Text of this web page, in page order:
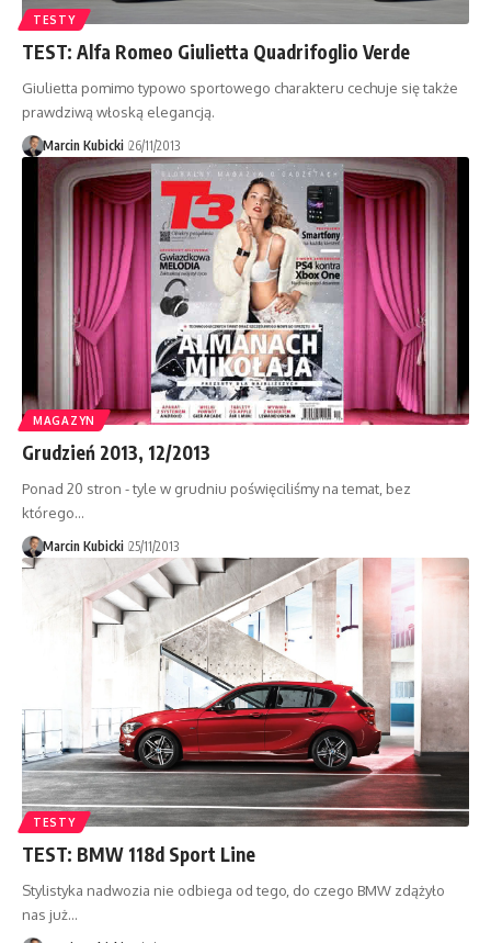
TESTY
TEST: Alfa Romeo Giulietta Quadrifoglio Verde
Giulietta pomimo typowo sportowego charakteru cechuje się także
prawdziwą włoską elegancją.
Marcin Kubicki 26/11/2013
MAGAZYN
Grudzień 2013, 12/2013
Ponad 20 stron - tyle w grudniu poświęciliśmy na temat, bez
którego…
Marcin Kubicki 25/11/2013
TESTY
TEST: BMW 118d Sport Line
Stylistyka nadwozia nie odbiega od tego, do czego BMW zdążyło
nas już…